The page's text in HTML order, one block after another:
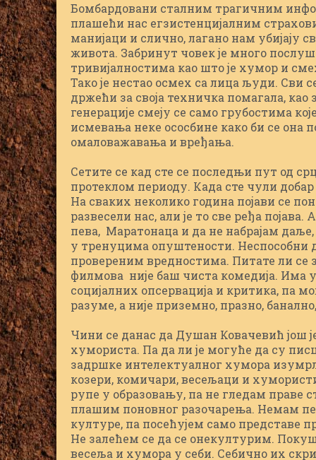
Бомбардовани сталним трагичним
плашећи нас егзистенцијалним
манијаци и слично, лагано нам убијају
живота. Забринут човек је много
тривијалностима као што је хумор и
Тако је нестао осмех са лица људи. Сви
држећи за своја техничка помагала,
генерације смеју се само грубостима
исмевања неке ососбине како би се
омаловажавања и вређања.
Сетите се кад сте се последњи пут од
протеклом периоду. Када сте чули
На сваких неколико година појави се
развесели нас, али је то све ређа
пева, Маратонаца и да не набрајам
у тренуцима опуштености.
провереним вредностима. Питате ли се
филмова није баш чиста комедија.
социјалних опсервација и критика, па
разуме, а није приземно, празно,
Чини се данас да Душан Ковачевић још
хумориста. Па да ли је могуће да су
задршке интелектуалног хумора
козери, комичари, весељаци и
рупе у образовању, па не гледам праве
плашим поновног разочарења. Немам
културе, па посећујем само представе
Не залећем се да се онекултурим.
весеља и хумора у себи. Себично их